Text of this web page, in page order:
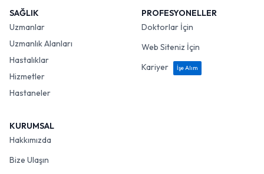
SAĞLIK
Uzmanlar
Uzmanlık Alanları
Hastalıklar
Hizmetler
Hastaneler
PROFESYONELLER
Doktorlar İçin
Web Siteniz İçin
Kariyer
İşe Alım
KURUMSAL
Hakkımızda
Bize Ulaşın